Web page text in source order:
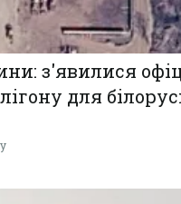
з'явилися
для